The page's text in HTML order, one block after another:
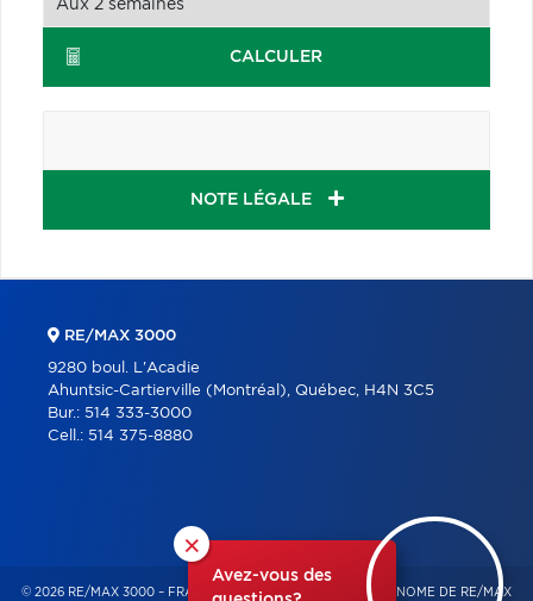
CALCULER
NOTE LÉGALE
×
Avez-vous des
RE/MAX 3000
9280 boul. L'Acadie
Ahuntsic-Cartierville (Montréal), Québec, H4N 3C5
Bur.: 514 333-3000
Cell.: 514 375-8880
© 2026 RE/MAX 3000 – FRANCHISÉ INDÉPENDANT ET AUTONOME DE RE/MAX